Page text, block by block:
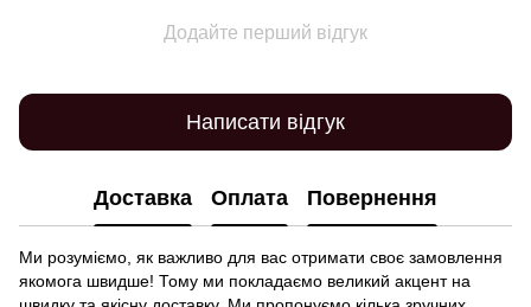
Додайте перший відгук
Написати відгук
Доставка Оплата Повернення
Ми розуміємо, як важливо для вас отримати своє замовлення
якомога швидше! Тому ми покладаємо великий акцент на